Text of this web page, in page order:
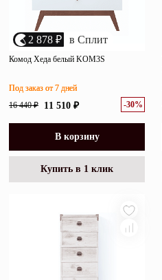
2 878 ₽ в Сплит
Комод Хеда белый KOM3S
16 440 ₽ 11 510 ₽ -30%
Под заказ от 7 дней
В корзину
Купить в 1 клик